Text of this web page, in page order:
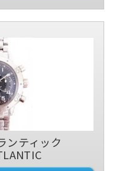
ンティック